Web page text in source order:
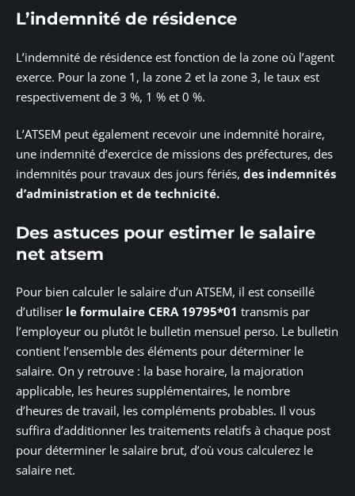
L’indemnité de résidence
L’indemnité de résidence est fonction de la zone où l’agent
exerce. Pour la zone 1, la zone 2 et la zone 3, le taux est
respectivement de 3 %, 1 % et 0 %.
L’ATSEM peut également recevoir une indemnité horaire,
une indemnité d’exercice de missions des préfectures, des
indemnités pour travaux des jours fériés, des indemnités
d’administration et de technicité.
Des astuces pour estimer le salaire
net atsem
Pour bien calculer le salaire d’un ATSEM, il est conseillé
d’utiliser le formulaire CERA 19795*01 transmis par
l’employeur ou plutôt le bulletin mensuel perso. Le bulletin
contient l’ensemble des éléments pour déterminer le
salaire. On y retrouve : la base horaire, la majoration
applicable, les heures supplémentaires, le nombre
d’heures de travail, les compléments probables. Il vous
suffira d’additionner les traitements relatifs à chaque post
pour déterminer le salaire brut, d’où vous calculerez le
salaire net.